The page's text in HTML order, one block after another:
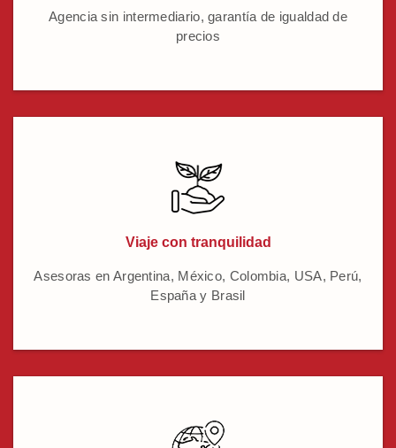
Agencia sin intermediario, garantía de igualdad de
precios
Viaje con tranquilidad
Asesoras en Argentina, México, Colombia, USA, Perú,
España y Brasil